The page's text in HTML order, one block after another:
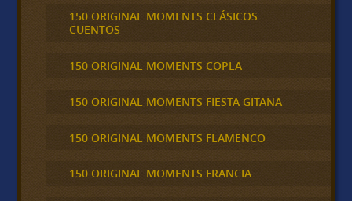
150 ORIGINAL MOMENTS CLÁSICOS
CUENTOS
150 ORIGINAL MOMENTS COPLA
150 ORIGINAL MOMENTS FIESTA GITANA
150 ORIGINAL MOMENTS FLAMENCO
150 ORIGINAL MOMENTS FRANCIA